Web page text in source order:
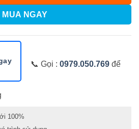
MUA NGAY
📞 Gọi : 0979.050.769để
100%